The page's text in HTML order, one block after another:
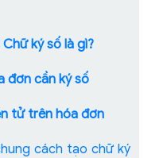
ký số là gì?
đơn cần ký số
tử trên hóa đơn
cách tạo chữ ký